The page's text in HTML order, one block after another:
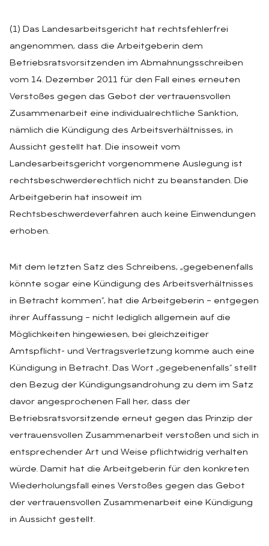
(1) Das Landesarbeitsgericht hat rechtsfehlerfrei
angenommen, dass die Arbeitgeberin dem
Betriebsratsvorsitzenden im Abmahnungsschreiben
vom 14. Dezember 2011 für den Fall eines erneuten
Verstoßes gegen das Gebot der vertrauensvollen
Zusammenarbeit eine individualrechtliche Sanktion,
nämlich die Kündigung des Arbeitsverhältnisses, in
Aussicht gestellt hat. Die insoweit vom
Landesarbeitsgericht vorgenommene Auslegung ist
rechtsbeschwerderechtlich nicht zu beanstanden. Die
Arbeitgeberin hat insoweit im
Rechtsbeschwerdeverfahren auch keine Einwendungen
erhoben.
Mit dem letzten Satz des Schreibens, „gegebenenfalls
könnte sogar eine Kündigung des Arbeitsverhältnisses
in Betracht kommen“, hat die Arbeitgeberin – entgegen
ihrer Auffassung – nicht lediglich allgemein auf die
Möglichkeiten hingewiesen, bei gleichzeitiger
Amtspflicht- und Vertragsverletzung komme auch eine
Kündigung in Betracht. Das Wort „gegebenenfalls“ stellt
den Bezug der Kündigungsandrohung zu dem im Satz
davor angesprochenen Fall her, dass der
Betriebsratsvorsitzende erneut gegen das Prinzip der
vertrauensvollen Zusammenarbeit verstoßen und sich in
entsprechender Art und Weise pflichtwidrig verhalten
würde. Damit hat die Arbeitgeberin für den konkreten
Wiederholungsfall eines Verstoßes gegen das Gebot
der vertrauensvollen Zusammenarbeit eine Kündigung
in Aussicht gestellt.